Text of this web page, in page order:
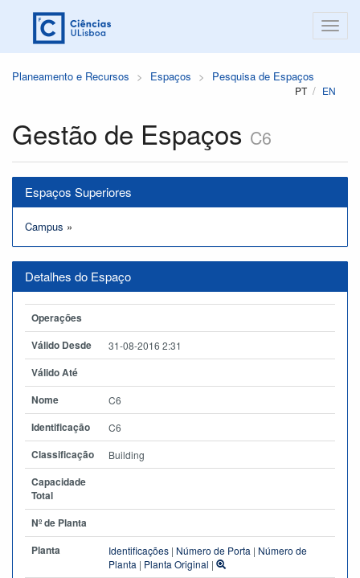
Planeamento e Recursos Espaços Pesquisa de Espaços
PT EN
Gestão de Espaços C6
Espaços Superiores
Campus »
Detalhes do Espaço
Operações
Válido Desde
31-08-2016 2:31
Válido Até
Nome
C6
Identificação C6
Classificação Building
Capacidade
Total
Nº de Planta
Planta
Identificações | Número de Porta | Número de
Planta | Planta Original |